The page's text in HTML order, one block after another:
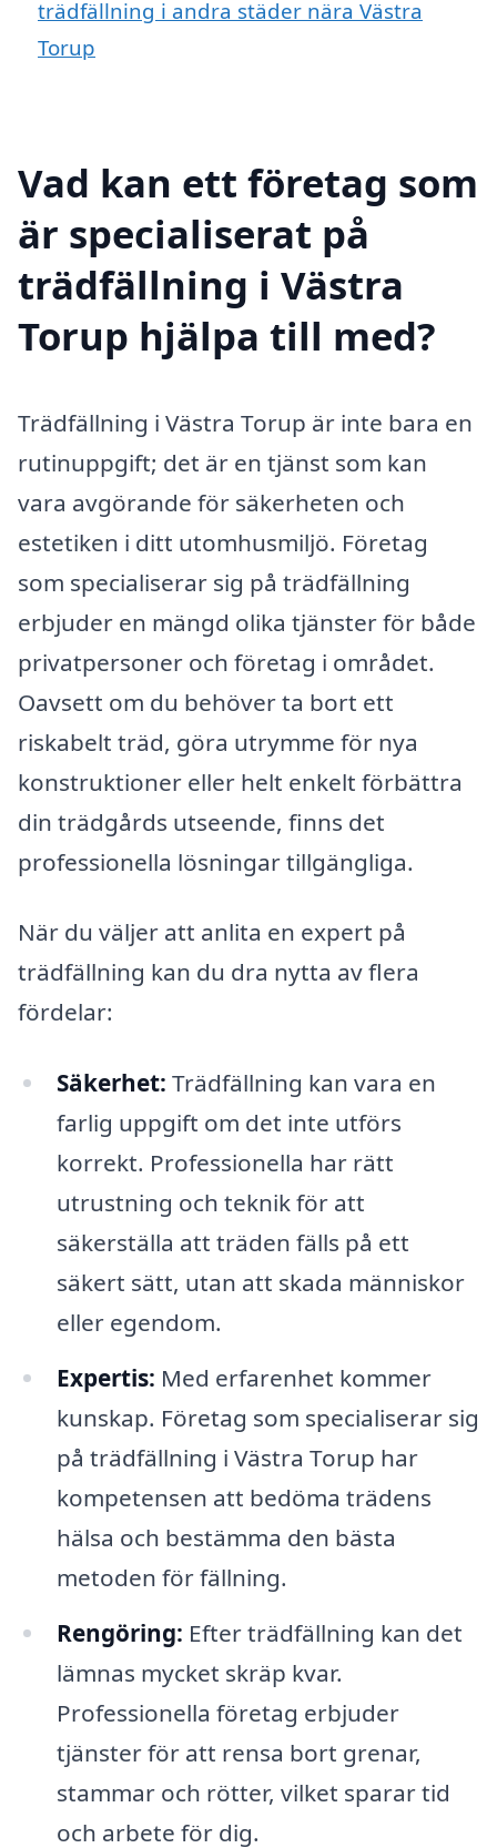
trädfällning i andra städer nära Västra
Torup
Vad kan ett företag som
är specialiserat på
trädfällning i Västra
Torup hjälpa till med?
Trädfällning i Västra Torup är inte bara en
rutinuppgift; det är en tjänst som kan
vara avgörande för säkerheten och
estetiken i ditt utomhusmiljö. Företag
som specialiserar sig på trädfällning
erbjuder en mängd olika tjänster för både
privatpersoner och företag i området.
Oavsett om du behöver ta bort ett
riskabelt träd, göra utrymme för nya
konstruktioner eller helt enkelt förbättra
din trädgårds utseende, finns det
professionella lösningar tillgängliga.
När du väljer att anlita en expert på
trädfällning kan du dra nytta av flera
fördelar:
Säkerhet: Trädfällning kan vara en
farlig uppgift om det inte utförs
korrekt. Professionella har rätt
utrustning och teknik för att
säkerställa att träden fälls på ett
säkert sätt, utan att skada människor
eller egendom.
Expertis: Med erfarenhet kommer
kunskap. Företag som specialiserar sig
på trädfällning i Västra Torup har
kompetensen att bedöma trädens
hälsa och bestämma den bästa
metoden för fällning.
Rengöring: Efter trädfällning kan det
lämnas mycket skräp kvar.
Professionella företag erbjuder
tjänster för att rensa bort grenar,
stammar och rötter, vilket sparar tid
och arbete för dig.